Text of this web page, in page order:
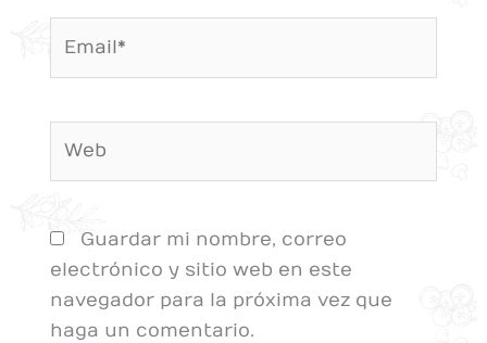
Guardar mi nombre, correo
electrónico y sitio web en este
navegador para la próxima vez que
haga un comentario.